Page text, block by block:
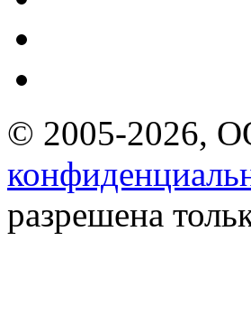
© 2005-2026,
разрешена